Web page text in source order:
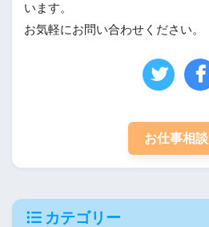
います。
お気軽にお問い合わせください。
お仕事相談
カテゴリー